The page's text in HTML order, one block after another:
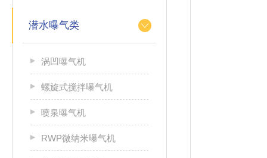
潜水曝气类
涡凹曝气机
螺旋式搅拌曝气机
喷泉曝气机
RWP微纳米曝气机